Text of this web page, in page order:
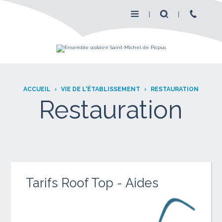
ACCUEIL › VIE DE L'ÉTABLISSEMENT › RESTAURATION
Restauration
Tarifs Roof Top - Aides